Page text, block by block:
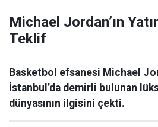
Michael Jordan’ın
Teklif
Basketbol efsanesi Michael
İstanbul’da demirli bulunan
dünyasının ilgisini çekti.